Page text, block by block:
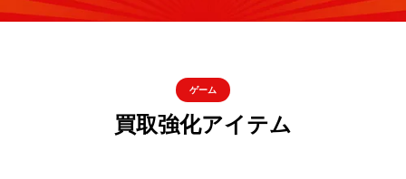
ゲーム
買取強化アイテム